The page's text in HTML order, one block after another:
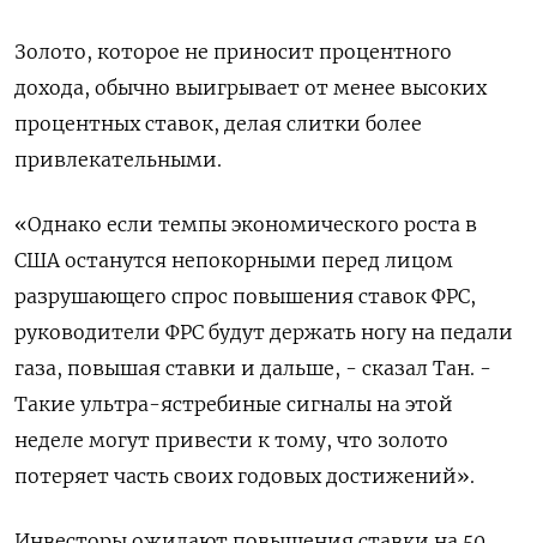
Золото, которое не приносит процентного
дохода, обычно выигрывает от менее высоких
процентных ставок, делая слитки более
привлекательными.
«Однако если темпы экономического роста в
США останутся непокорными перед лицом
разрушающего спрос повышения ставок ФРС,
руководители ФРС будут держать ногу на педали
газа, повышая ставки и дальше, - сказал Тан. -
Такие ультра-ястребиные сигналы на этой
неделе могут привести к тому, что золото
потеряет часть своих годовых достижений».